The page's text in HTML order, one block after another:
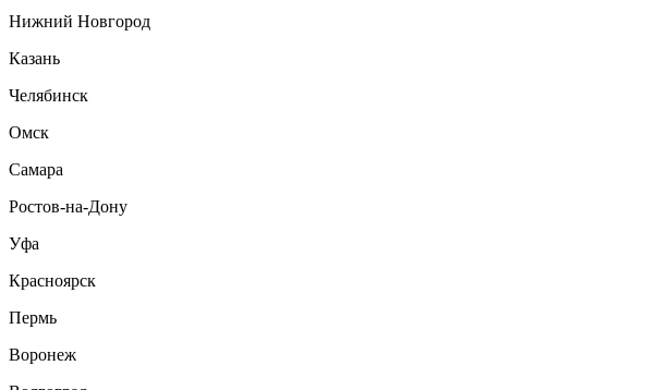
Нижний Новгород
Казань
Челябинск
Омск
Самара
Ростов-на-Дону
Уфа
Красноярск
Пермь
Воронеж